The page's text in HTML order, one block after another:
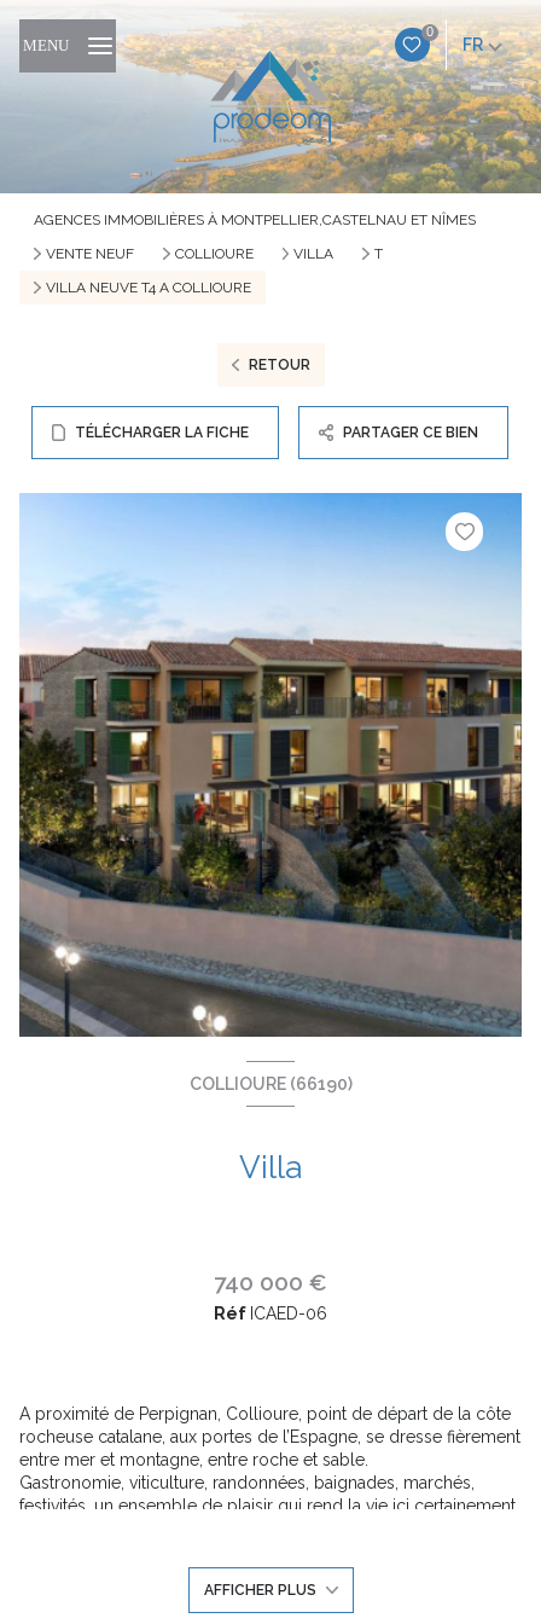
0
FR
MENU
AGENCES IMMOBILIÈRES À MONTPELLIER,CASTELNAU ET NÎMES
VENTE NEUF
COLLIOURE VILLA
T
VILLA NEUVE T4 A COLLIOURE
RETOUR
TÉLÉCHARGER LA FICHE PARTAGER CE BIEN
COLLIOURE (66190)
Villa
740 000 €
Réf ICAED-06
A proximité de Perpignan, Collioure, point de départ de la côte
rocheuse catalane, aux portes de l’Espagne, se dresse fièrement
entre mer et montagne, entre roche et sable.
Gastronomie, viticulture, randonnées, baignades, marchés,
festivités, un ensemble de plaisir qui rend la vie ici certainement
ses vins, ses rues piétonnes au charme indescriptible font de ce
lieu un site incontournable du Sud de la France... autant d’attraits
AFFICHER PLUS